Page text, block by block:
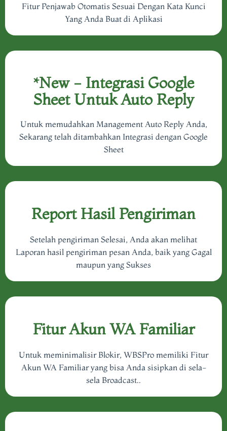
Fitur Penjawab Otomatis Sesuai Dengan Kata Kunci
Yang Anda Buat di Aplikasi
*New​ - Integrasi Google
Sheet Untuk Auto Reply
Untuk memudahkan Management Auto Reply Anda,
Sekarang telah ditambahkan Integrasi dengan Google
Sheet
Report Hasil Pengiriman
Setelah pengiriman Selesai, Anda akan melihat
Laporan hasil pengiriman pesan Anda, baik yang Gagal
maupun yang Sukses
Fitur Akun WA Familiar
Untuk meminimalisir Blokir, WBSPro memiliki Fitur
Akun WA Familiar yang bisa Anda sisipkan di sela-
sela Broadcast..